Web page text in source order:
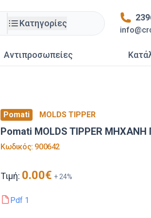
Κατηγορίες
Αντιπροσωπείες
Pomati MOLDS TIPPER
Pomati MOLDS TIPPER
Κωδικός: 900642
Τιμή: 0.00€ +24%
Pdf 1